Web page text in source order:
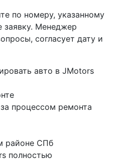
по номеру, указанному
заявку. Менеджер
согласует дату и
авто в JMotors
процессом ремонта
районе СПб
полностью